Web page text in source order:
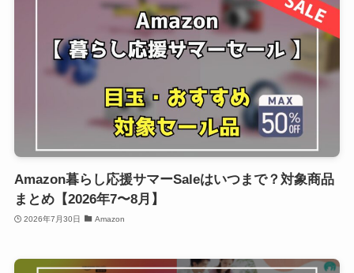
Amazon暮らし応援サマーSaleはいつまで？対象商品
まとめ【2026年7〜8月】
2026年7月30日 Amazon